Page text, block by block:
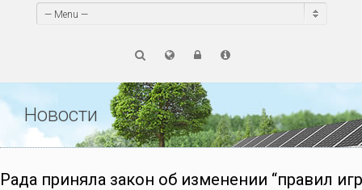
— Menu —
Новости
Рада приняла закон об изменении “правил